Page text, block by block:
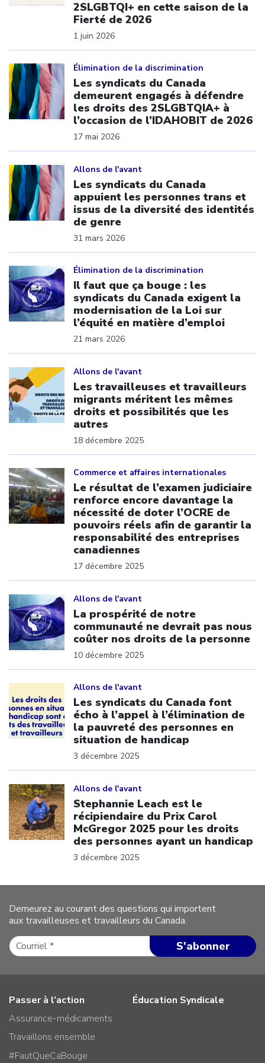
2SLGBTQI+ en cette saison de la
Fierté de 2026
1 juin 2026
Élimination de la discrimination
Les syndicats du Canada
demeurent engagés à défendre
les droits des 2SLGBTQIA+ à
l’occasion de l’IDAHOBIT de 2026
17 mai 2026
Allons de l'avant
Les syndicats du Canada
appuient les personnes trans et
issus de la diversité des identités
de genre
31 mars 2026
Élimination de la discrimination
Il faut que ça bouge : les
syndicats du Canada exigent la
modernisation de la Loi sur
l’équité en matière d’emploi
21 mars 2026
Allons de l'avant
Les travailleuses et travailleurs
migrants méritent les mêmes
droits et possibilités que les
autres
18 décembre 2025
Commerce et affaires internationales
Le résultat de l’examen judiciaire
renforce encore davantage la
nécessité de doter l’OCRE de
pouvoirs réels afin de garantir la
responsabilité des entreprises
canadiennes
17 décembre 2025
Allons de l'avant
La prospérité de notre
communauté ne devrait pas nous
coûter nos droits de la personne
10 décembre 2025
Allons de l'avant
Les syndicats du Canada font
écho à l’appel à l’élimination de
la pauvreté des personnes en
situation de handicap
3 décembre 2025
Allons de l'avant
Stephannie Leach est le
récipiendaire du Prix Carol
McGregor 2025 pour les droits
des personnes ayant un handicap
3 décembre 2025
Demeurez au courant des questions qui importent
aux travailleuses et travailleurs du Canada.
Passer à l’action
Assurance-médicaments
Travaillons ensemble
#FautQueCaBouge
Éducation Syndicale